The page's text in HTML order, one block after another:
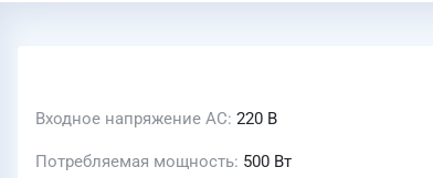
Входное напряжение AC 220 В
Потребляемая мощность 500 Вт